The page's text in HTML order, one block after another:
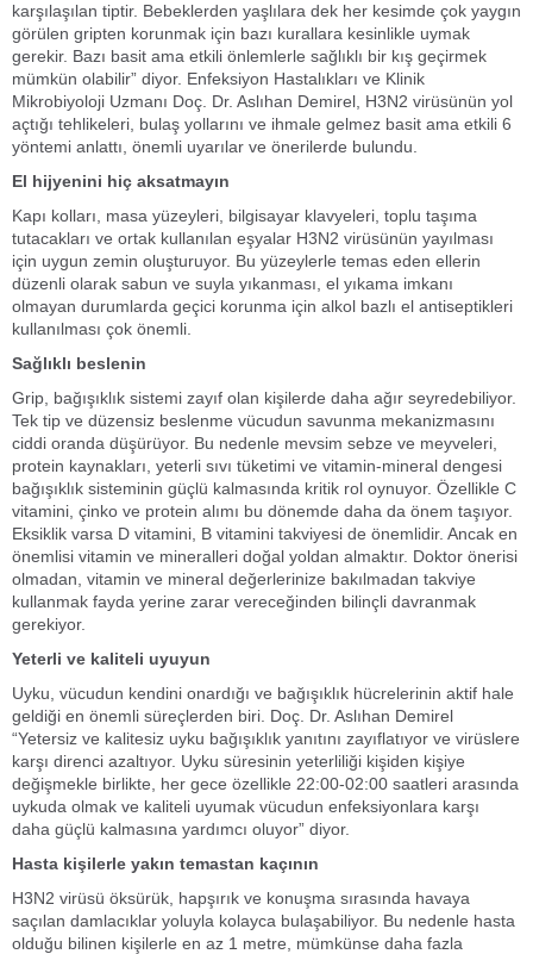
karşılaşılan tiptir. Bebeklerden yaşlılara dek her kesimde çok yaygın
görülen gripten korunmak için bazı kurallara kesinlikle uymak
gerekir. Bazı basit ama etkili önlemlerle sağlıklı bir kış geçirmek
mümkün olabilir” diyor. Enfeksiyon Hastalıkları ve Klinik
Mikrobiyoloji Uzmanı Doç. Dr. Aslıhan Demirel, H3N2 virüsünün yol
açtığı tehlikeleri, bulaş yollarını ve ihmale gelmez basit ama etkili 6
yöntemi anlattı, önemli uyarılar ve önerilerde bulundu.
El hijyenini hiç aksatmayın
Kapı kolları, masa yüzeyleri, bilgisayar klavyeleri, toplu taşıma
tutacakları ve ortak kullanılan eşyalar H3N2 virüsünün yayılması
için uygun zemin oluşturuyor. Bu yüzeylerle temas eden ellerin
düzenli olarak sabun ve suyla yıkanması, el yıkama imkanı
olmayan durumlarda geçici korunma için alkol bazlı el antiseptikleri
kullanılması çok önemli.
Sağlıklı beslenin
Grip, bağışıklık sistemi zayıf olan kişilerde daha ağır seyredebiliyor.
Tek tip ve düzensiz beslenme vücudun savunma mekanizmasını
ciddi oranda düşürüyor. Bu nedenle mevsim sebze ve meyveleri,
protein kaynakları, yeterli sıvı tüketimi ve vitamin-mineral dengesi
bağışıklık sisteminin güçlü kalmasında kritik rol oynuyor. Özellikle C
vitamini, çinko ve protein alımı bu dönemde daha da önem taşıyor.
Eksiklik varsa D vitamini, B vitamini takviyesi de önemlidir. Ancak en
önemlisi vitamin ve mineralleri doğal yoldan almaktır. Doktor önerisi
olmadan, vitamin ve mineral değerlerinize bakılmadan takviye
kullanmak fayda yerine zarar vereceğinden bilinçli davranmak
gerekiyor.
Yeterli ve kaliteli uyuyun
Uyku, vücudun kendini onardığı ve bağışıklık hücrelerinin aktif hale
geldiği en önemli süreçlerden biri. Doç. Dr. Aslıhan Demirel
“Yetersiz ve kalitesiz uyku bağışıklık yanıtını zayıflatıyor ve virüslere
karşı direnci azaltıyor. Uyku süresinin yeterliliği kişiden kişiye
değişmekle birlikte, her gece özellikle 22:00-02:00 saatleri arasında
uykuda olmak ve kaliteli uyumak vücudun enfeksiyonlara karşı
daha güçlü kalmasına yardımcı oluyor” diyor.
Hasta kişilerle yakın temastan kaçının
H3N2 virüsü öksürük, hapşırık ve konuşma sırasında havaya
saçılan damlacıklar yoluyla kolayca bulaşabiliyor. Bu nedenle hasta
olduğu bilinen kişilerle en az 1 metre, mümkünse daha fazla